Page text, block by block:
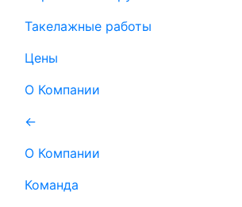
Такелажные работы
Цены
О Компании
←
О Компании
Команда